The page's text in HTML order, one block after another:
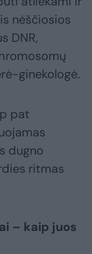
nėščiosios
DNR,
ginekologė.
pat
dugno
ritmas
– kaip juos